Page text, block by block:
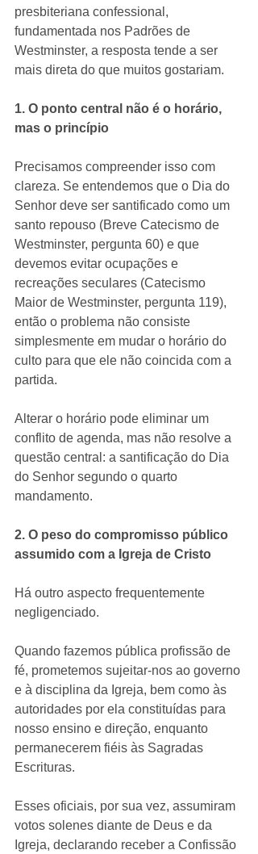
presbiteriana confessional,
fundamentada nos Padrões de
Westminster, a resposta tende a ser
mais direta do que muitos gostariam.
1. O ponto central não é o horário,
mas o princípio
Precisamos compreender isso com
clareza. Se entendemos que o Dia do
Senhor deve ser santificado como um
santo repouso (Breve Catecismo de
Westminster, pergunta 60) e que
devemos evitar ocupações e
recreações seculares (Catecismo
Maior de Westminster, pergunta 119),
então o problema não consiste
simplesmente em mudar o horário do
culto para que ele não coincida com a
partida.
Alterar o horário pode eliminar um
conflito de agenda, mas não resolve a
questão central: a santificação do Dia
do Senhor segundo o quarto
mandamento.
2. O peso do compromisso público
assumido com a Igreja de Cristo
Há outro aspecto frequentemente
negligenciado.
Quando fazemos pública profissão de
fé, prometemos sujeitar-nos ao governo
e à disciplina da Igreja, bem como às
autoridades por ela constituídas para
nosso ensino e direção, enquanto
permanecerem fiéis às Sagradas
Escrituras.
Esses oficiais, por sua vez, assumiram
votos solenes diante de Deus e da
Igreja, declarando receber a Confissão